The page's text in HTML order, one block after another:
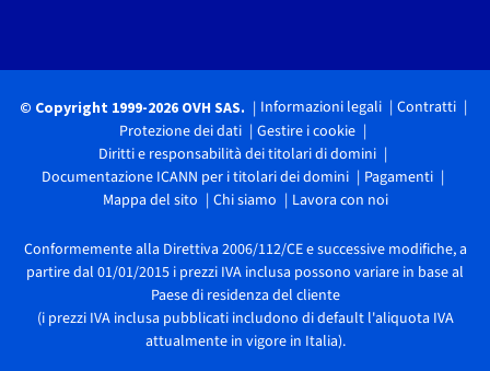
© Copyright 1999-2026 OVH SAS. Informazioni legali
Contratti
Protezione dei dati
Gestire i cookie
Diritti e responsabilità dei titolari di domini
Documentazione ICANN per i titolari dei domini
Pagamenti
Mappa del sito
Chi siamo Lavora con noi
Conformemente alla Direttiva 2006/112/CE e successive modifiche, a
partire dal 01/01/2015 i prezzi IVA inclusa possono variare in base al
Paese di residenza del cliente
(i prezzi IVA inclusa pubblicati includono di default l'aliquota IVA
attualmente in vigore in Italia).